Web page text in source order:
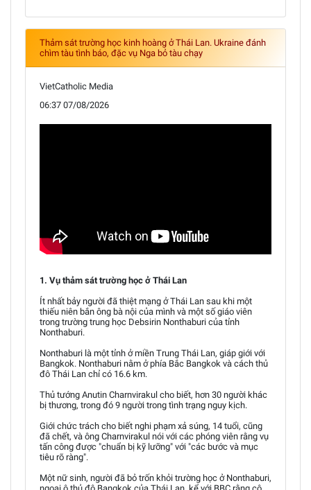
Thảm sát trường học kinh hoàng ở Thái Lan. Ukraine đánh
chìm tàu tình báo, đặc vụ Nga bỏ tàu chạy
VietCatholic Media
06:37 07/08/2026
1. Vụ thảm sát trường học ở Thái Lan
Ít nhất bảy người đã thiệt mạng ở Thái Lan sau khi một
thiếu niên bắn ông bà nội của mình và một số giáo viên
trong trường trung học Debsirin Nonthaburi của tỉnh
Nonthaburi.
Nonthaburi là một tỉnh ở miền Trung Thái Lan, giáp giới với
Bangkok. Nonthaburi nằm ở phía Bắc Bangkok và cách thủ
đô Thái Lan chỉ có 16.6 km.
Thủ tướng Anutin Charnvirakul cho biết, hơn 30 người khác
bị thương, trong đó 9 người trong tình trạng nguy kịch.
Giới chức trách cho biết nghi phạm xả súng, 14 tuổi, cũng
đã chết, và ông Charnvirakul nói với các phóng viên rằng vụ
tấn công được "chuẩn bị kỹ lưỡng" với "các bước và mục
tiêu rõ ràng".
Một nữ sinh, người đã bỏ trốn khỏi trường học ở Nonthaburi,